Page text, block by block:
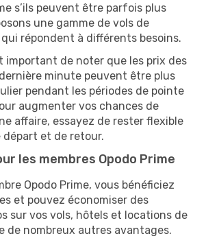
s’ils peuvent être parfois plus
une gamme de vols de
répondent à différents besoins.
important de noter que les prix des
minute peuvent être plus
pendant les périodes de pointe
augmenter vos chances de
affaire, essayez de rester flexible
départ et de retour.
les membres Opodo Prime
Opodo Prime, vous bénéficiez
et pouvez économiser des
sur vos vols, hôtels et locations de
de nombreux autres avantages.